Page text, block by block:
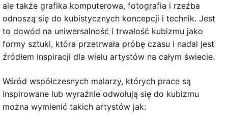
ale także grafika komputerowa, fotografia i rzeźba
odnoszą się do kubistycznych koncepcji i technik. Jest
to dowód na uniwersalność i trwałość kubizmu jako
formy sztuki, która przetrwała próbę czasu i nadal jest
źródłem inspiracji dla wielu artystów na całym świecie.
Wśród współczesnych malarzy, których prace są
inspirowane lub wyraźnie odwołują się do kubizmu
można wymienić takich artystów jak: